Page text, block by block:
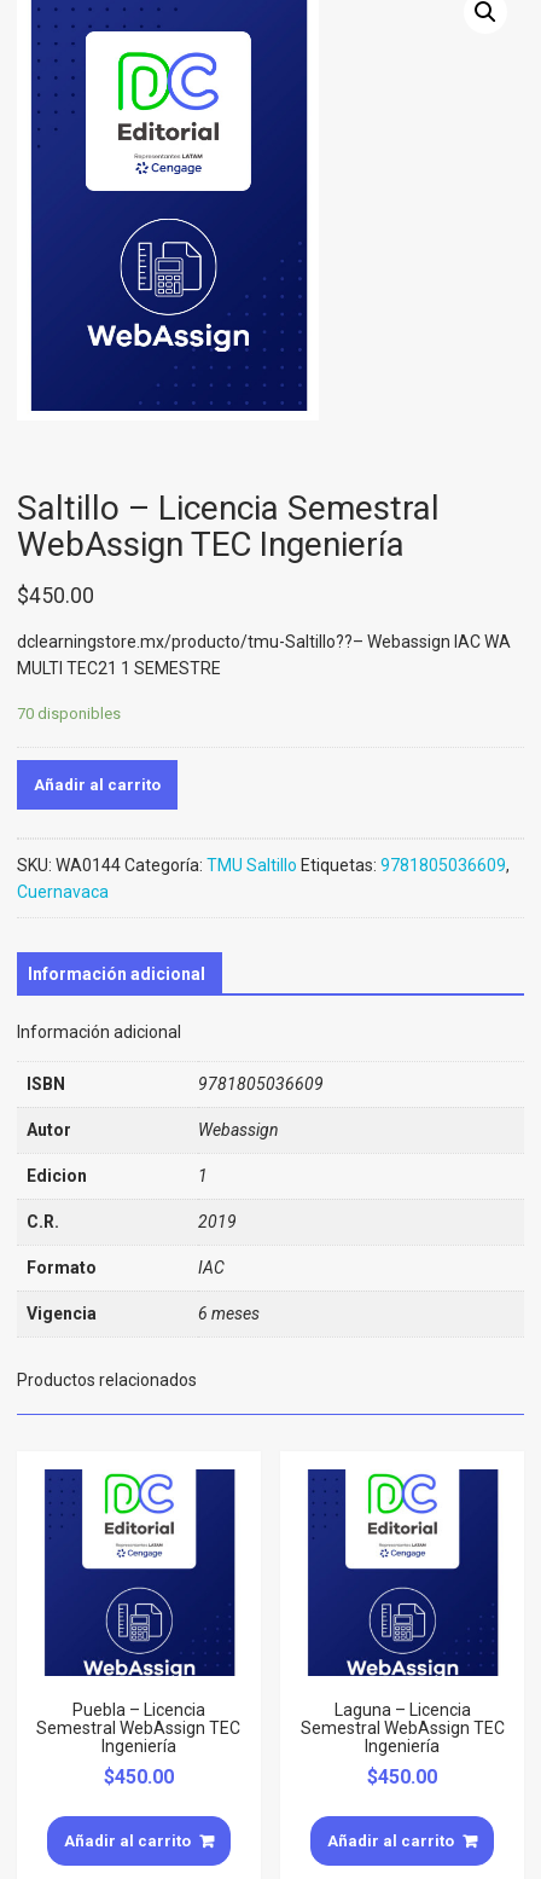
Saltillo – Licencia Semestral
WebAssign TEC Ingeniería
$450.00
dclearningstore.mx/producto/tmu-Saltillo??– Webassign IAC WA
MULTI TEC21 1 SEMESTRE
70 disponibles
Añadir al carrito
SKU: WA0144Categoría: TMU Saltillo Etiquetas: 9781805036609,
Cuernavaca
Información adicional
Información adicional
ISBN 9781805036609
Autor Webassign
Edicion 1
C.R. 2019
Formato IAC
Vigencia 6 meses
Productos relacionados
Puebla – Licencia
Semestral WebAssign TEC
Ingeniería
$450.00
Añadir al carrito
Laguna – Licencia
Semestral WebAssign TEC
Ingeniería
$450.00
Añadir al carrito